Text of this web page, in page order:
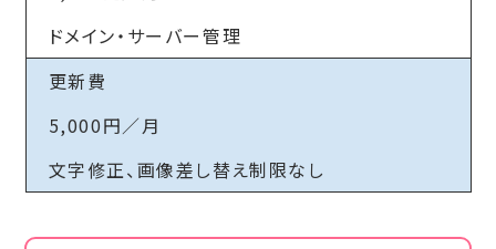
ドメイン・サーバー管理
更新費
5,000円／月
文字修正、画像差し替え制限なし